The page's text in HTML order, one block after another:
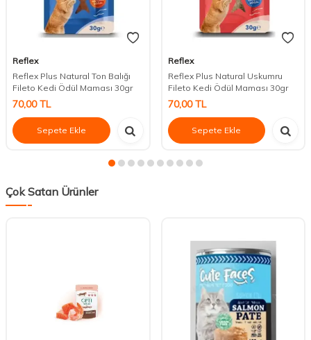
Reflex
Reflex Plus Natural Ton Balığı
Fileto Kedi Ödül Maması 30gr
70,00TL
Sepete Ekle
Reflex
Reflex Plus Natural Uskumru
Fileto Kedi Ödül Maması 30gr
70,00TL
Sepete Ekle
Çok Satan Ürünler